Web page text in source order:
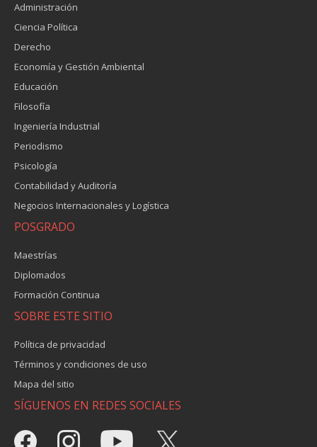
Administración
Ciencia Política
Derecho
Economía y Gestión Ambiental
Educación
Filosofía
Ingeniería Industrial
Periodismo
Psicología
Contabilidad y Auditoría
Negocios Internacionales y Logística
POSGRADO
Maestrías
Diplomados
Formación Continua
SOBRE ESTE SITIO
Política de privacidad
Términos y condiciones de uso
Mapa del sitio
SÍGUENOS EN REDES SOCIALES